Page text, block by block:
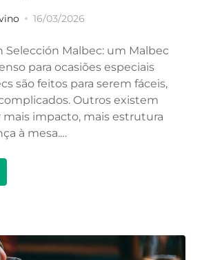
16/03/2026
Selección Malbec: um Malbec
para ocasiões especiais
são feitos para serem fáceis,
Outros existem
mais impacto, mais estrutura
à mesa.…